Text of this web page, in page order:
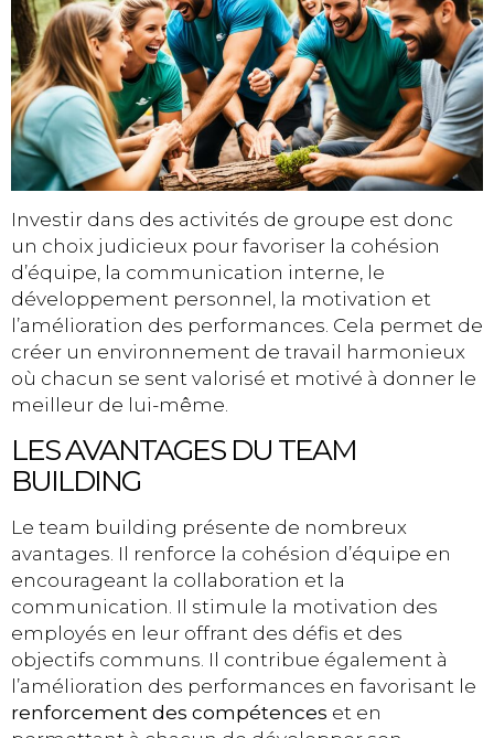
Investir dans des activités de groupe est donc
un choix judicieux pour favoriser la cohésion
d’équipe, la communication interne, le
développement personnel, la motivation et
l’amélioration des performances. Cela permet de
créer un environnement de travail harmonieux
où chacun se sent valorisé et motivé à donner le
meilleur de lui-même.
LES AVANTAGES DU TEAM
BUILDING
Le team building présente de nombreux
avantages. Il renforce la cohésion d’équipe en
encourageant la collaboration et la
communication. Il stimule la motivation des
employés en leur offrant des défis et des
objectifs communs. Il contribue également à
l’amélioration des performances en favorisant le
renforcement des compétences et en